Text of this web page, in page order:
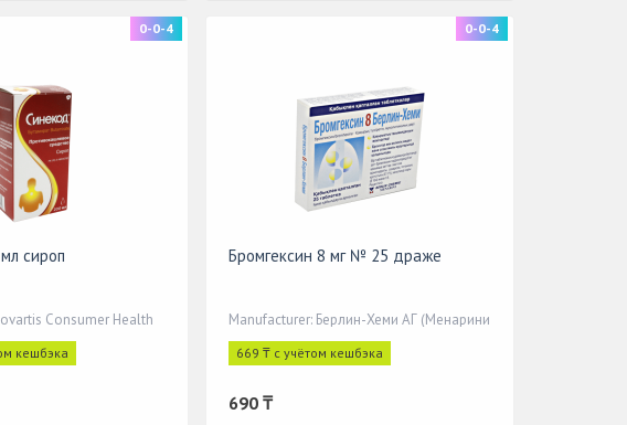
0-0-4
сироп
Consumer Health
кешбэка
0-0-4
Бромгексин 8 мг № 25 драже
Manufacturer: Берлин-Хеми АГ (Менарини
669 ₸ с учётом кешбэка
690 ₸